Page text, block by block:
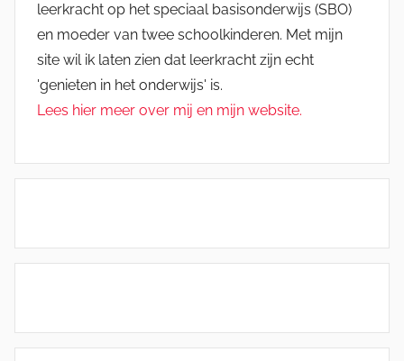
leerkracht op het speciaal basisonderwijs (SBO)
en moeder van twee schoolkinderen. Met mijn
site wil ik laten zien dat leerkracht zijn echt
'genieten in het onderwijs' is.
Lees hier meer over mij en mijn website.